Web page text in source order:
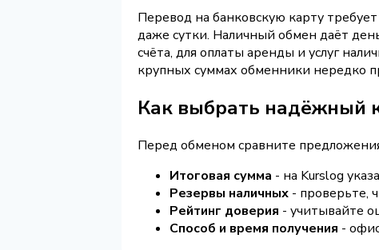
Перевод на банковскую карту
даже сутки. Наличный обмен даёт
счёта, для оплаты аренды и услуг
крупных суммах обменники нередко
Как выбрать надёжный
Перед обменом сравните
Итоговая сумма - на Kurslog
Резервы наличных - проверьте,
Рейтинг доверия - учитывайте
Способ и время получения -